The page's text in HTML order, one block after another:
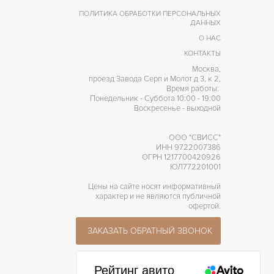
ПОЛИТИКА ОБРАБОТКИ ПЕРСОНАЛЬНЫХ
ДАННЫХ
О НАС
КОНТАКТЫ
Москва,
проезд Завода Серп и Молот д 3, к 2,
Время работы:
Понедельник - Суббота 10:00 - 19:00
Воскресенье - выходной
ООО "СВИСС"
ИНН 9722007386
ОГРН 1217700420926
ЮЛ772201001
Цены на сайте носят информативный
характер и не являются публичной
офертой.
ЗАКАЗАТЬ ОБРАТНЫЙ ЗВОНОК
Рейтинг авито